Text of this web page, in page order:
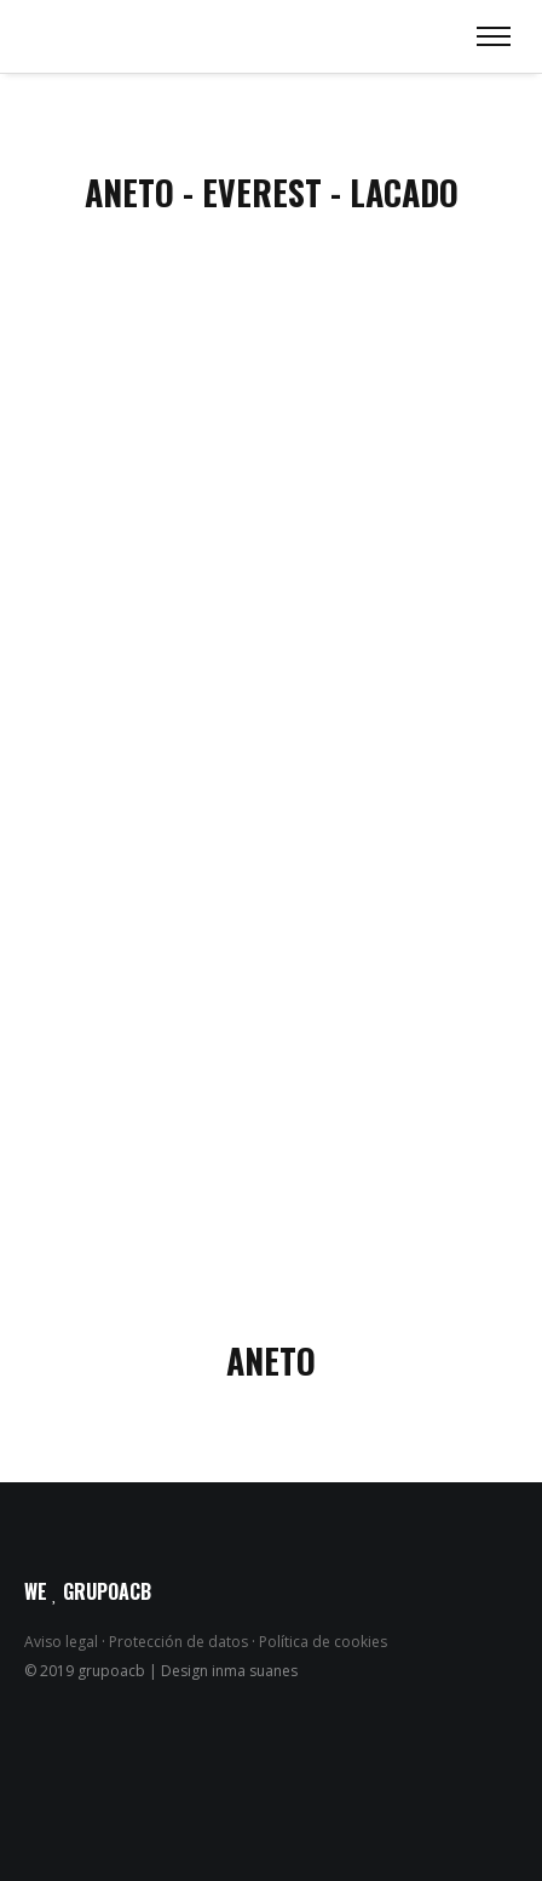
ANETO - EVEREST - LACADO
ANETO
WE GRUPOACB
Aviso legal · Protección de datos · Política de cookies
© 2019 grupoacb | Design inma suanes